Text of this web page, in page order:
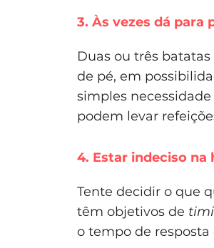
3. Às vezes dá para
Duas ou três
de pé, em
simples
podem levar
4. Estar indeciso na
Tente decidir o que
têm objetivos de
o tempo de resposta